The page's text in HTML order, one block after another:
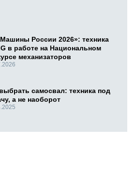
России 2026»: техника
в работе на Национальном
механизаторов
самосвал: техника под
а не наоборот